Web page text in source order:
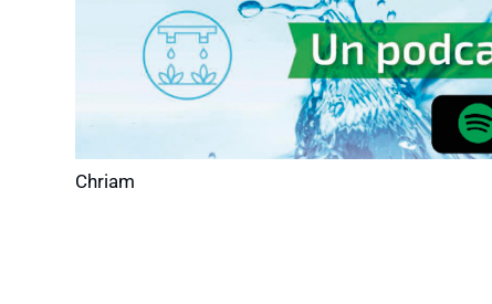
Chriam